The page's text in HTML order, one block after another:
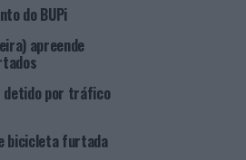
por tráfico de
do BUPi
apreende
detido por tráfico
bicicleta furtada